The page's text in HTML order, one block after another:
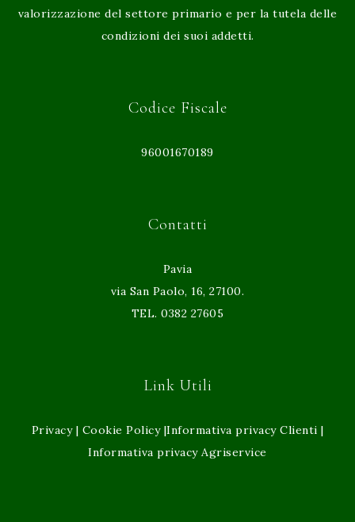
valorizzazione del settore primario e per la tutela delle
condizioni dei suoi addetti.
Codice Fiscale
96001670189
Contatti
Pavia
via San Paolo, 16, 27100.
TEL. 0382 27605
Link Utili
Privacy| Cookie Policy|Informativa privacy Clienti |
Informativa privacy Agriservice